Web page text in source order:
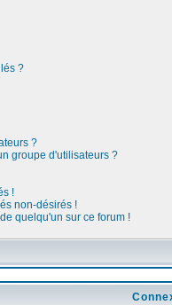
?
?
groupe d'utilisateurs ?
!
non-désirés !
quelqu'un sur ce forum !